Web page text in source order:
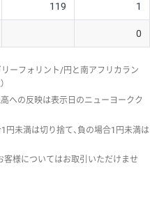
119 1
0
ーフォリント/円と南アフリカラン
への反映は表示日のニューヨークク
円未満は切り捨て、負の場合1円未満は
様についてはお取引いただけませ